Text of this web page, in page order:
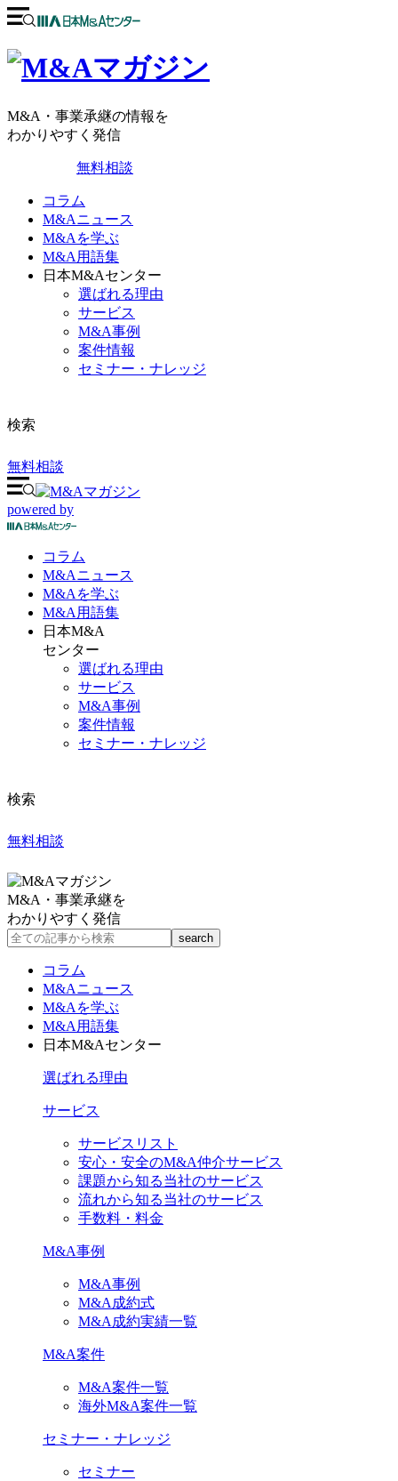
M&A・事業承継の情報を
わかりやすく発信
無料相談
コラム
M&Aニュース
M&Aを学ぶ
M&A用語集
日本M&Aセンター
選ばれる理由
サービス
M&A事例
案件情報
セミナー・ナレッジ
検索
無料相談
powered by
コラム
M&Aニュース
M&Aを学ぶ
M&A 用語集
日本M&A
センター
選ばれる理由
サービス
M&A事例
案件情報
セミナー・ナレッジ
検索
無料相談
M&A・事業承継を
わかりやすく発信
コラム
M&Aニュース
M&Aを学ぶ
M&A用語集
日本M&Aセンター
選ばれる理由
サービス
サービスリスト
安心・安全のM&A仲介サービス
課題から知る当社のサービス
流れから知る当社のサービス
手数料・料金
M&A事例
M&A事例
M&A成約式
M&A成約実績一覧
M&A案件
M&A案件一覧
海外M&A案件一覧
セミナー・ナレッジ
セミナー